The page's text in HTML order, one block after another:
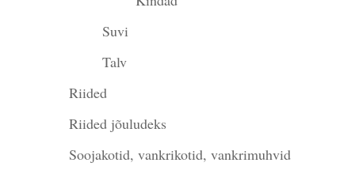
Suvi
Talv
Riided
Riided jõuludeks
Soojakotid, vankrikotid, vankrimuhvid